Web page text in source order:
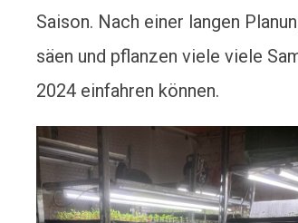
Saison. Nach einer langen
säen und pflanzen viele viele
2024 einfahren können.